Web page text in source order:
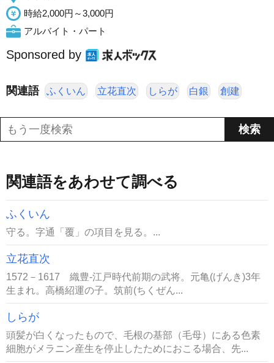
時給2,000円～3,000円
アルバイト・パート
Sponsored by
関連語 ふくいん 立花直次 しらが 白銀 創建
関連語をあわせて調べる
ふくいん
守る。字通「覆」の項目を見る。...
立花直次
1572－1617 織豊-江戸時代前期の武将。元亀(げんき)3年
生まれ。高橋紹運の子。筑前(ちくぜん...
しらが
頭髪が白くなったもので、毛根の基部（毛母）にある色素
細胞がメラニン産生を停止したためにおこる場合、先...